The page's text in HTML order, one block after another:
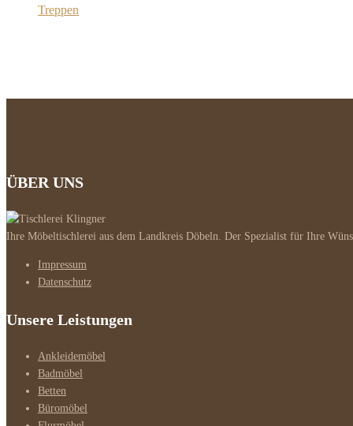
Treppen
ÜBER UNS
Ihre Möbeltischlerei aus dem Landkreis Döbeln. Der Spezialist für Ihre
Impressum
Datenschutz
Unsere Leistungen
Ankleidemöbel
Badmöbel
Betten
Büromöbel